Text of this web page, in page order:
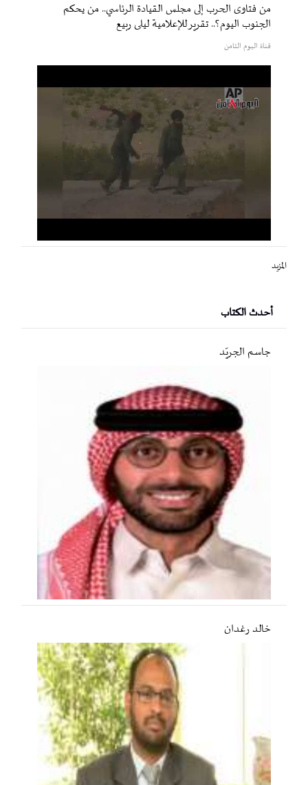
من فتاوى الحرب إلى مجلس القيادة الرئاسي.. من يحكم
الجنوب اليوم؟.. تقرير للإعلامية ليلى ربيع
قناة اليوم الثامن
المزيد
أحدث الكتاب
جاسم الجريّد
خالد رغدان